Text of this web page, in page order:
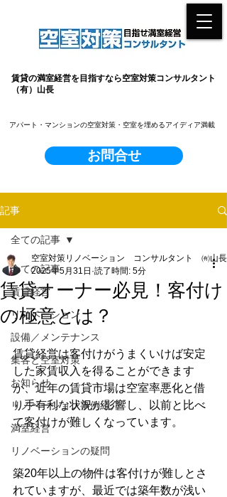
賃貸の満室経営を目指すなら空室対策コンサルタント
（有）山長
お問合せ
​アパート・マンションの空室対策・空室を埋めるアイディア満載
記事
全ての記事
賃貸経営
リノベーション
設備／メンテナンス
集客と空室対策
お知らせ
リノベーション事例紹介
満室経営
リノベーションの疑問
全ての記事
賃貸オーナー必見！客付け
の極意とは？
空室対策リノベーション コンサルタント ㈲山長
2025年5月31日 読了時間: 5分
賃貸経営は客付けがうまくいけば安定
した家賃収入を得ることができます
が、近年の賃貸市場は空室率悪化と借
り手有利な状況が影響し、以前と比べ
て客付けが難しくなっています。
築20年以上の物件は客付けが難しとさ
れていますが、最近では築年数が浅い